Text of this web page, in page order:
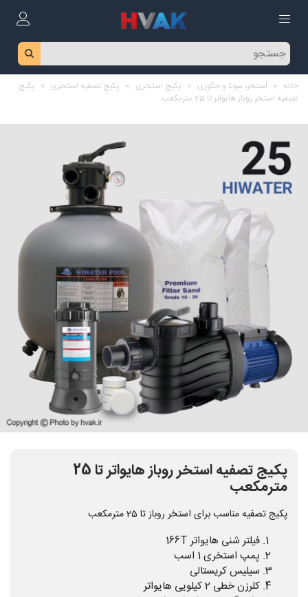
خانه > استخر، سونا و جکوزی > پکیج استخری > پکیج تصفیه استخری > پکیج
تصفیه استخر روباز هایواتر تا 25 مترمکعب
پکیج تصفیه استخر روباز هایواتر تا 25
مترمکعب
پکیج تصفیه مناسب برای استخر روباز تا 25 مترمکعب
فیلتر شنی هایواتر 166T
پمپ استخری 1 اسب
سیلیس کریستالی
کلرزن خطی 2 کیلویی هایواتر